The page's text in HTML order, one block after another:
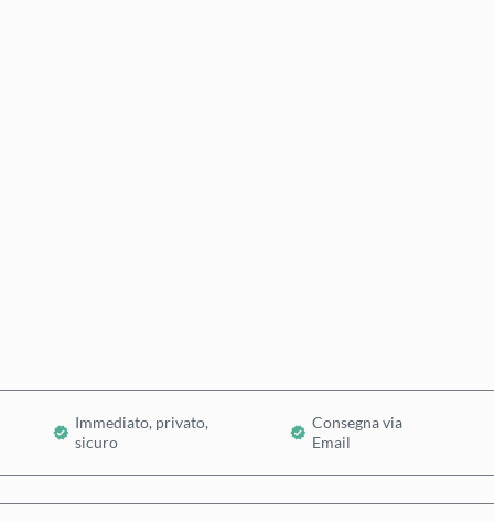
Immediato, privato,
sicuro
Consegna via
Email